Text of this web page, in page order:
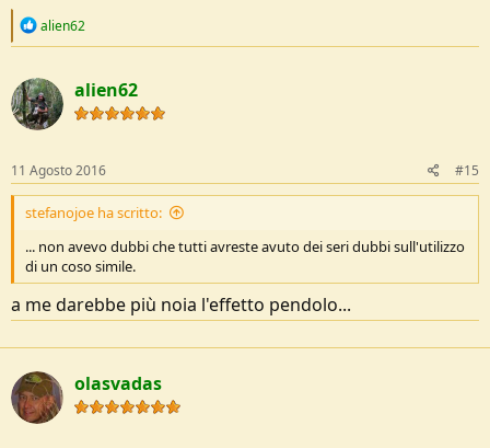
R
c
t
i
o
s
:
alien62
alien62
11 Agosto 2016 #15
stefanojoe ha scritto:
... non avevo dubbi che tutti avreste avuto dei seri dubbi sull'utilizzo
di un coso simile.
a me darebbe più noia l'effetto pendolo...
olasvadas